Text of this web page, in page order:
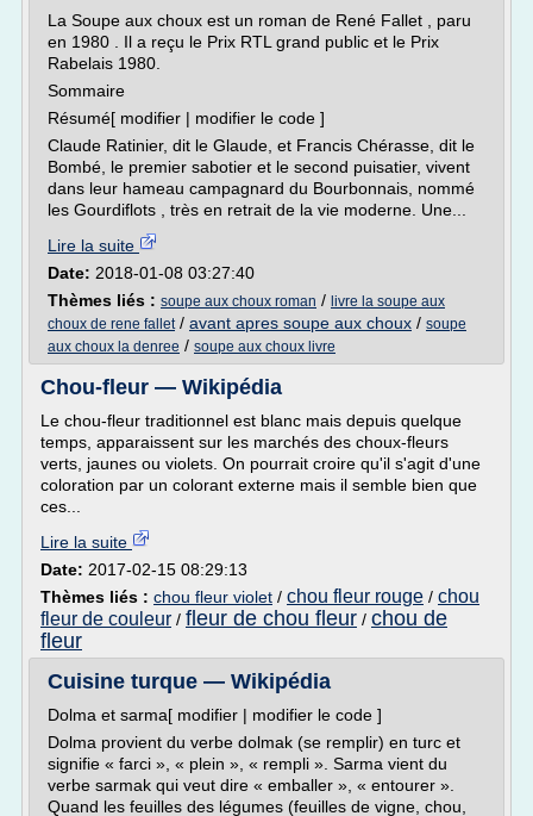
La Soupe aux choux est un roman de René Fallet , paru
en 1980 . Il a reçu le Prix RTL grand public et le Prix
Rabelais 1980.
Sommaire
Résumé[ modifier | modifier le code ]
Claude Ratinier, dit le Glaude, et Francis Chérasse, dit le
Bombé, le premier sabotier et le second puisatier, vivent
dans leur hameau campagnard du Bourbonnais, nommé
les Gourdiflots , très en retrait de la vie moderne. Une...
Lire la suite
Date: 2018-01-08 03:27:40
Thèmes liés : soupe aux choux roman / livre la soupe aux
choux de rene fallet/ avant apres soupe aux choux / soupe
aux choux la denree / soupe aux choux livre
Chou-fleur — Wikipédia
Le chou-fleur traditionnel est blanc mais depuis quelque
temps, apparaissent sur les marchés des choux-fleurs
verts, jaunes ou violets. On pourrait croire qu'il s'agit d'une
coloration par un colorant externe mais il semble bien que
ces...
Lire la suite
Date: 2017-02-15 08:29:13
Thèmes liés : chou fleur violet / chou fleur rouge / chou
fleur de couleur / fleur de chou fleur / chou de
fleur
Cuisine turque — Wikipédia
Dolma et sarma[ modifier | modifier le code ]
Dolma provient du verbe dolmak (se remplir) en turc et
signifie « farci », « plein », « rempli ». Sarma vient du
verbe sarmak qui veut dire « emballer », « entourer ».
Quand les feuilles des légumes (feuilles de vigne, chou,